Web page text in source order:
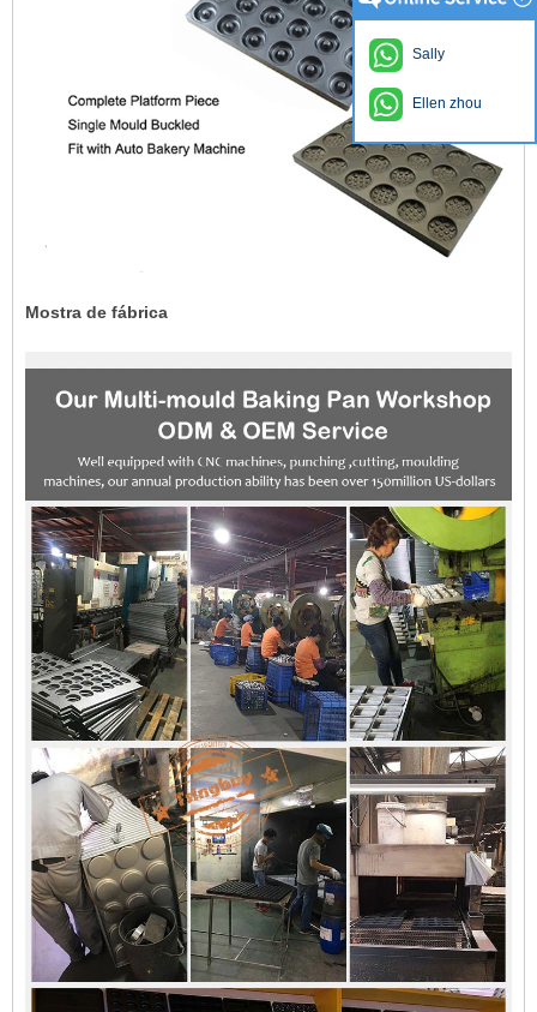
Mostra de fábrica
Sally
Ellen zhou